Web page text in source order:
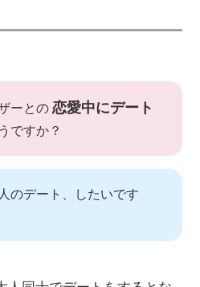
ーとの恋愛中にデート
ですか？
のデート、したいです